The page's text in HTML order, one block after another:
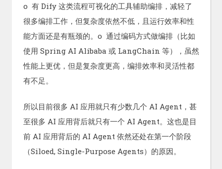
o 有 Dify 这类流程可视化的工具辅助编排，减轻了
很多编排工作，但复杂度依然不低，且运行效率和性
能方面还是有瓶颈的。o 通过编码方式做编排（比如
使用 Spring AI Alibaba 或 LangChain 等），虽然
性能上更优，但是复杂度更高，编排效率和灵活性都
有不足。
所以目前很多 AI 应用就只有少数几个 AI Agent，甚
至很多 AI 应用背后就只有一个 AI Agent。这也是目
前 AI 应用背后的 AI Agent 依然还处在第一个阶段
（Siloed, Single-Purpose Agents）的原因。